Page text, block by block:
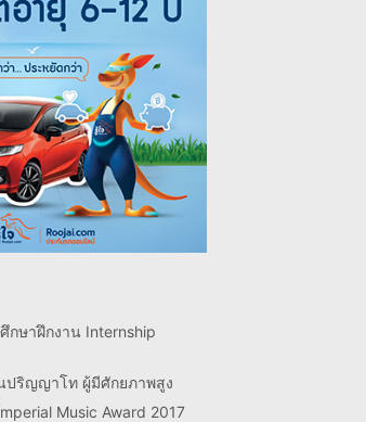
กษาฝึกงาน Internship
ปริญญาโท ผู้มีศักยภาพสูง
Music Award 2017